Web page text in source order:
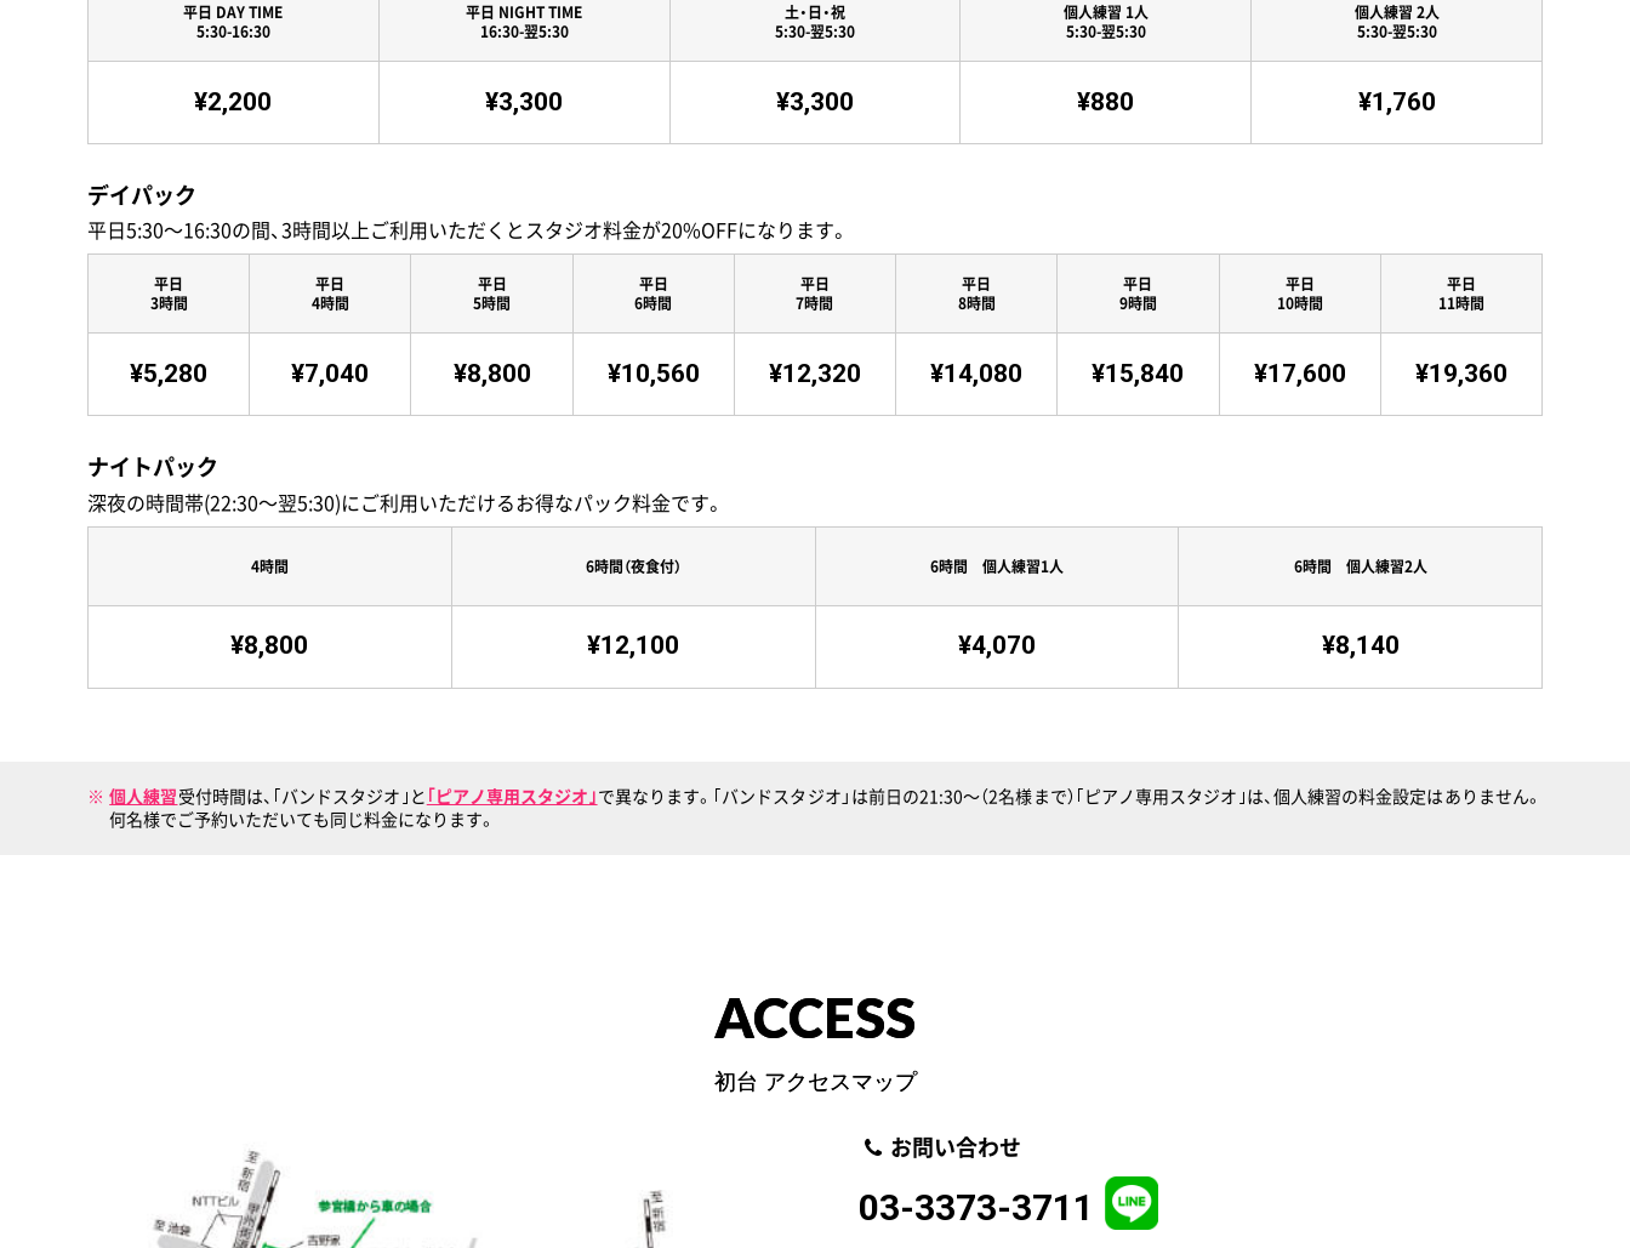
平日 DAY TIME
5:30-16:30
¥2,200
平日 NIGHT TIME
16:30-翌5:30
¥3,300
土・日・祝
5:30-翌5:30
¥3,300
個人練習 1人
5:30-翌5:30
¥880
個人練習 2人
5:30-翌5:30
¥1,760
デイパック
平日5:30〜16:30の間、3時間以上ご利用いただくとスタジオ料金が20%OFFになります。
平日
3時間
¥5,280
平日
4時間
¥7,040
平日
5時間
¥8,800
平日
6時間
¥10,560
平日
7時間
¥12,320
平日
8時間
¥14,080
平日
9時間
¥15,840
平日
10時間
¥17,600
平日
11時間
¥19,360
ナイトパック
深夜の時間帯(22:30〜翌5:30)にご利用いただけるお得なパック料金です。
4時間
¥8,800
6時間（夜食付）
¥12,100
6時間 個人練習1人
¥4,070
6時間 個人練習2人
¥8,140
個人練習受付時間は、｢バンドスタジオ｣と ｢ピアノ専用スタジオ｣で異なります。｢バンドスタジオ」は前日の21:30〜（2名様まで）｢ピアノ専用スタジオ｣は、個人練習の料金設定はありません。
何名様でご予約いただいても同じ料金になります。
ACCESS
初台 アクセスマップ
お問い合わせ
03-3373-3711